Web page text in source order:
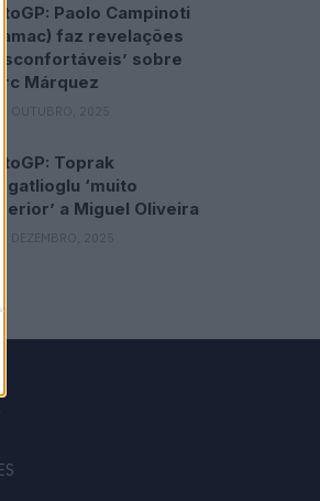
Paolo Campinoti
faz revelações
sobre
Márquez
OUTUBRO, 2025
Toprak
‘muito
a Miguel Oliveira